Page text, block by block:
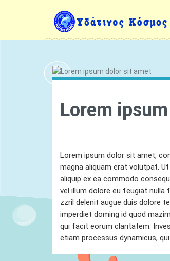
Lorem
Lorem ipsum dolor sit amet,
magna aliquam erat volutpat.
aliquip ex ea commodo
vel illum dolore eu feugiat
zzril delenit augue duis dolore
imperdiet doming id quod
qui facit eorum claritatem.
etiam processus dynamicus,